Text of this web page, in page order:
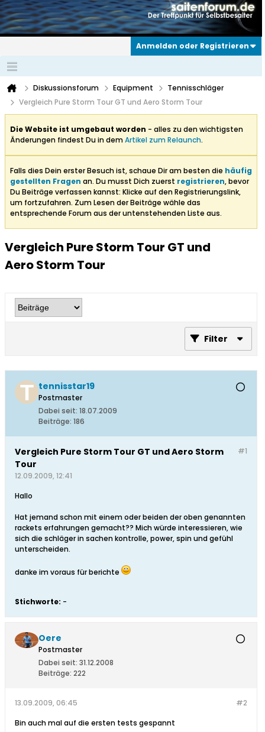
Anmelden oder Registrieren
Diskussionsforum Equipment
Tennisschläger
Vergleich Pure Storm Tour GT und Aero Storm Tour
Die Website ist umgebaut worden - alles zu den wichtigsten
Änderungen findest Du in demArtikel zum Relaunch.
Falls dies Dein erster Besuch ist, schaue Dir am besten die häufig
gestellten Fragen an. Du musst Dich zuerst registrieren, bevor
Du Beiträge verfassen kannst: Klicke auf den Registrierungslink,
um fortzufahren. Zum Lesen der Beiträge wähle das
entsprechende Forum aus der untenstehenden Liste aus.
Vergleich Pure Storm Tour GT und
Aero Storm Tour
Filter
tennisstar19
Postmaster
Dabei seit: 18.07.2009
Beiträge: 186
#1
Vergleich Pure Storm Tour GT und Aero Storm
Tour
12.09.2009, 12:41
Hallo
Hat jemand schon mit einem oder beiden der oben genannten
rackets erfahrungen gemacht?? Mich würde interessieren, wie
sich die schläger in sachen kontrolle, power, spin und gefühl
unterscheiden.
danke im voraus für berichte
Stichworte: -
Oere
Postmaster
Dabei seit: 31.12.2008
Beiträge: 222
#2
13.09.2009, 06:45
Bin auch mal auf die ersten tests gespannt